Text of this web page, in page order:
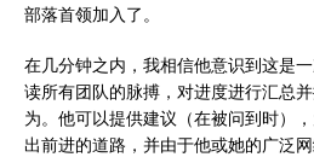
部落首领加入了。
在几分钟之内，我相信他意识到这是
读所有团队的脉搏，对进度进行汇总
为。他可以提供建议（在被问到时）
出前进的道路，并由于他或她的广泛